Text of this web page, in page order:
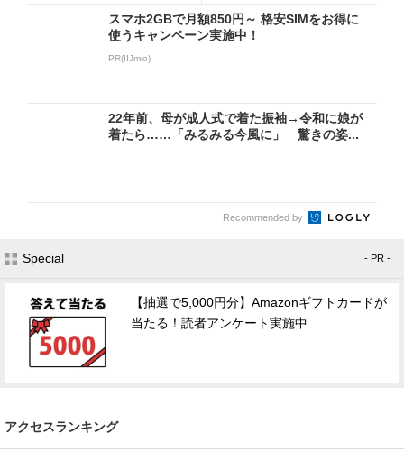
スマホ2GBで月額850円～ 格安SIMをお得に
使うキャンペーン実施中！
PR(IIJmio)
22年前、母が成人式で着た振袖→令和に娘が
着たら……「みるみる今風に」 驚きの姿...
Recommended by
Special - PR -
【抽選で5,000円分】Amazonギフトカードが
当たる！読者アンケート実施中
アクセスランキング